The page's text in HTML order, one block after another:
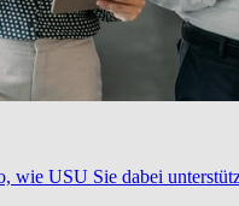
wie USU Sie dabei